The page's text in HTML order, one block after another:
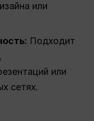
или
Подходит
или
сетях.